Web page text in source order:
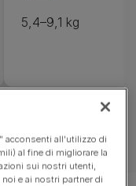
5,4–9,1 kg
acconsenti all'utilizzo di
al fine di migliorare la
sui nostri utenti,
e ai nostri partner di